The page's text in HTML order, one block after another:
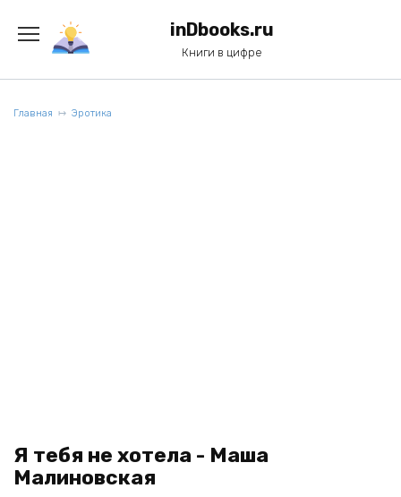
содержанию
inDbooks.ru
Книги в цифре
Главная Эротика
Я тебя не хотела - Маша
Малиновская